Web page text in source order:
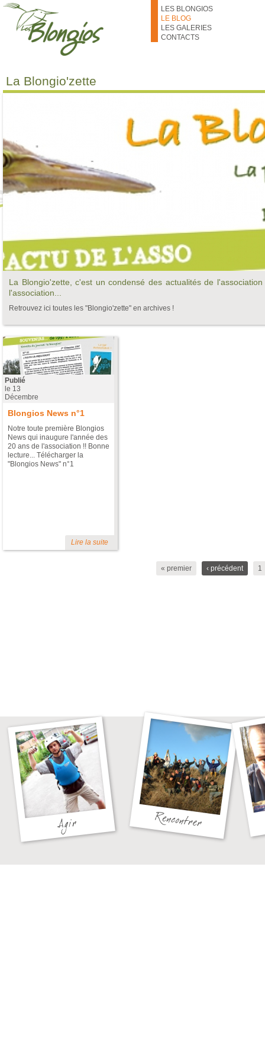
Aller au contenu principal
LES BLONGIOS
LE BLOG
LES GALERIES
CONTACTS
La Blongio'zette
La Blongio'zette, c'est un condensé des actualités de
l'association...
Retrouvez ici toutes les "Blongio'zette" en archives !
Publié
le 13
Décembre
Blongios News n°1
Notre toute première Blongios
News qui inaugure l'année des
20 ans de l'association !! Bonne
lecture... Télécharger la
"Blongios News" n°1
Lire la suite
Pages
« premier ‹ précédent 1